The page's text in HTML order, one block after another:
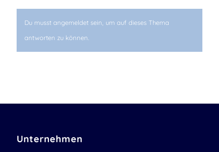
Du musst angemeldet sein, um auf dieses Thema
antworten zu können.
Unternehmen